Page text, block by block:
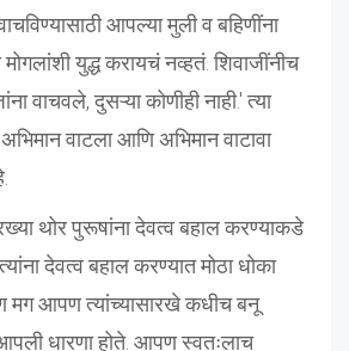
आपल्या मुली व बहिणींना
मोगलांशी युद्ध करायचं नव्हतं. शिवाजींनीच
वाचवले, दुसऱ्या कोणीही नाही.' त्या
वाटला आणि अभिमान वाटावा
थोर पुरूषांना देवत्व बहाल करण्याकडे
देवत्व बहाल करण्यात मोठा धोका
मग आपण त्यांच्यासारखे कधीच बनू
धारणा होते. आपण स्वतःलाच